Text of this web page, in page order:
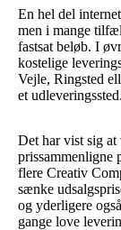
En hel del
men i mange
fastsat beløb. I
kostelige
Vejle, Ringsted
et udleveringssted.
Det har vist sig
prissammenligne
flere Creativ
sænke
og yderligere
gange love